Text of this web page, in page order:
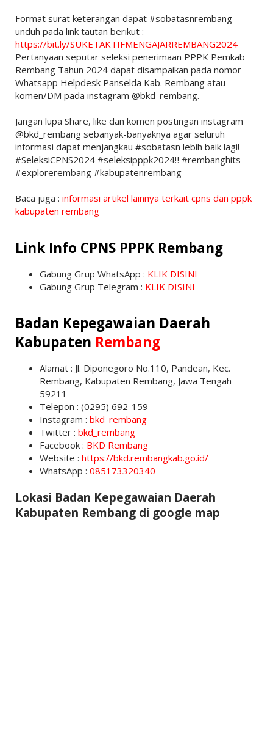
Format surat keterangan dapat #sobatasnrembang
unduh pada link tautan berikut :
https://bit.ly/SUKETAKTIFMENGAJARREMBANG2024
Pertanyaan seputar seleksi penerimaan PPPK Pemkab
Rembang Tahun 2024 dapat disampaikan pada nomor
Whatsapp Helpdesk Panselda Kab. Rembang atau
komen/DM pada instagram @bkd_rembang.
Jangan lupa Share, like dan komen postingan instagram
@bkd_rembang sebanyak-banyaknya agar seluruh
informasi dapat menjangkau #sobatasn lebih baik lagi!
#SeleksiCPNS2024 #seleksipppk2024‼️ #rembanghits
#explorerembang #kabupatenrembang
Baca juga : informasi artikel lainnya terkait cpns dan pppk
kabupaten rembang
Link Info CPNS PPPK Rembang
Gabung Grup WhatsApp : KLIK DISINI
Gabung Grup Telegram : KLIK DISINI
Badan Kepegawaian Daerah
Kabupaten Rembang
Alamat : Jl. Diponegoro No.110, Pandean, Kec.
Rembang, Kabupaten Rembang, Jawa Tengah
59211
Telepon : (0295) 692-159
Instagram : bkd_rembang
Twitter : bkd_rembang
Facebook : BKD Rembang
Website : https://bkd.rembangkab.go.id/
WhatsApp : 085173320340
Lokasi Badan Kepegawaian Daerah
Kabupaten Rembang di google map